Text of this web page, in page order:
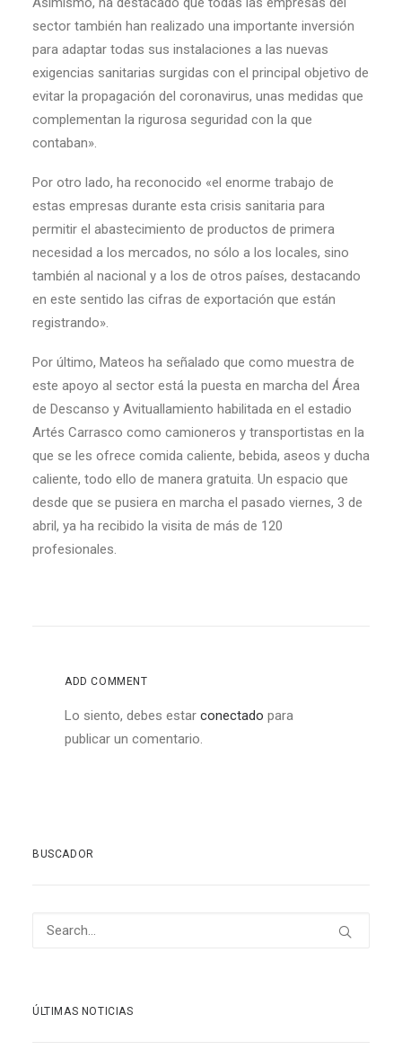
sector también han realizado una importante inversión
para adaptar todas sus instalaciones a las nuevas
exigencias sanitarias surgidas con el principal objetivo de
evitar la propagación del coronavirus, unas medidas que
complementan la rigurosa seguridad con la que
contaban».
Por otro lado, ha reconocido «el enorme trabajo de
estas empresas durante esta crisis sanitaria para
permitir el abastecimiento de productos de primera
necesidad a los mercados, no sólo a los locales, sino
también al nacional y a los de otros países, destacando
en este sentido las cifras de exportación que están
registrando».
Por último, Mateos ha señalado que como muestra de
este apoyo al sector está la puesta en marcha del Área
de Descanso y Avituallamiento habilitada en el estadio
Artés Carrasco como camioneros y transportistas en la
que se les ofrece comida caliente, bebida, aseos y ducha
caliente, todo ello de manera gratuita. Un espacio que
desde que se pusiera en marcha el pasado viernes, 3 de
abril, ya ha recibido la visita de más de 120
profesionales.
ADD COMMENT
Lo siento, debes estar conectado para
publicar un comentario.
BUSCADOR
ÚLTIMAS NOTICIAS